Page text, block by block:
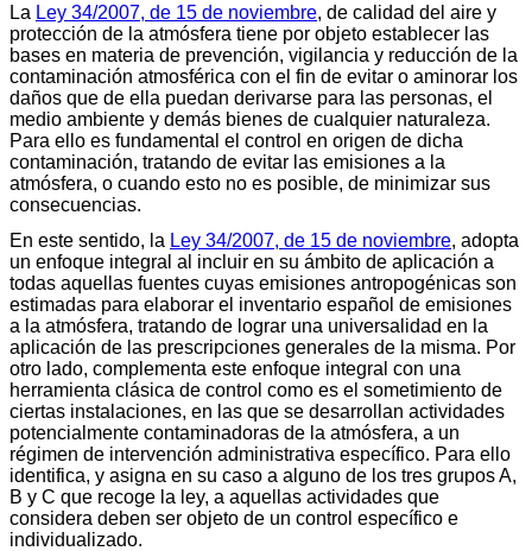
La Ley 34/2007, de 15 de noviembre, de calidad del aire y
protección de la atmósfera tiene por objeto establecer las
bases en materia de prevención, vigilancia y reducción de la
contaminación atmosférica con el fin de evitar o aminorar los
daños que de ella puedan derivarse para las personas, el
medio ambiente y demás bienes de cualquier naturaleza.
Para ello es fundamental el control en origen de dicha
contaminación, tratando de evitar las emisiones a la
atmósfera, o cuando esto no es posible, de minimizar sus
consecuencias.
En este sentido, la Ley 34/2007, de 15 de noviembre, adopta
un enfoque integral al incluir en su ámbito de aplicación a
todas aquellas fuentes cuyas emisiones antropogénicas son
estimadas para elaborar el inventario español de emisiones
a la atmósfera, tratando de lograr una universalidad en la
aplicación de las prescripciones generales de la misma. Por
otro lado, complementa este enfoque integral con una
herramienta clásica de control como es el sometimiento de
ciertas instalaciones, en las que se desarrollan actividades
potencialmente contaminadoras de la atmósfera, a un
régimen de intervención administrativa específico. Para ello
identifica, y asigna en su caso a alguno de los tres grupos A,
B y C que recoge la ley, a aquellas actividades que
considera deben ser objeto de un control específico e
individualizado.